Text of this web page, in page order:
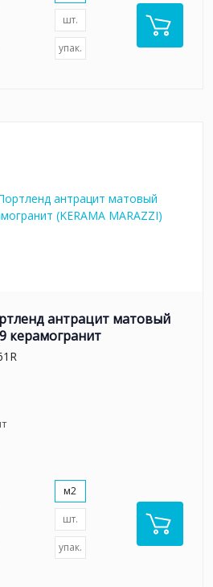
шт.
упак.
антрацит матовый
керамогранит
м2
шт.
упак.